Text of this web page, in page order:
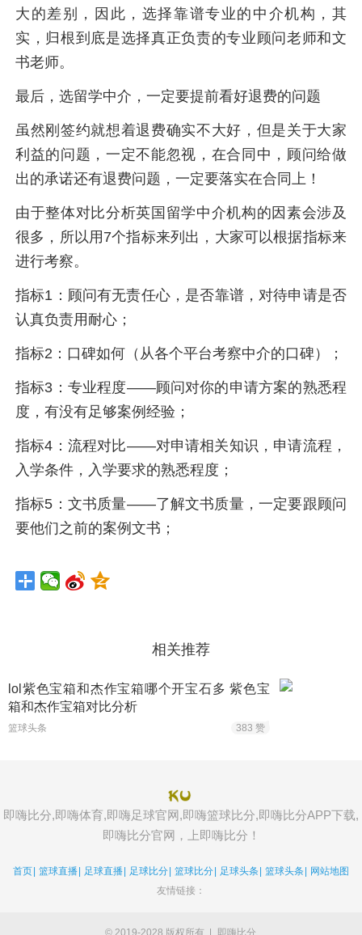
大的差别，因此，选择靠谱专业的中介机构，其
实，归根到底是选择真正负责的专业顾问老师和文
书老师。
最后，选留学中介，一定要提前看好退费的问题
虽然刚签约就想着退费确实不大好，但是关于大家
利益的问题，一定不能忽视，在合同中，顾问给做
出的承诺还有退费问题，一定要落实在合同上！
由于整体对比分析英国留学中介机构的因素会涉及
很多，所以用7个指标来列出，大家可以根据指标来
进行考察。
指标1：顾问有无责任心，是否靠谱，对待申请是否
认真负责用耐心；
指标2：口碑如何（从各个平台考察中介的口碑）；
指标3：专业程度——顾问对你的申请方案的熟悉程
度，有没有足够案例经验；
指标4：流程对比——对申请相关知识，申请流程，
入学条件，入学要求的熟悉程度；
指标5：文书质量——了解文书质量，一定要跟顾问
要他们之前的案例文书；
相关推荐
lol紫色宝箱和杰作宝箱哪个开宝石多 紫色宝
箱和杰作宝箱对比分析
篮球头条 383 赞
即嗨比分,即嗨体育,即嗨足球官网,即嗨篮球比分,即嗨比分APP下载,
即嗨比分官网，上即嗨比分！
首页 篮球直播 足球直播 足球比分 篮球比分 足球头条 篮球头条
网站地图
友情链接：
© 2019-2028 版权所有 即嗨比分